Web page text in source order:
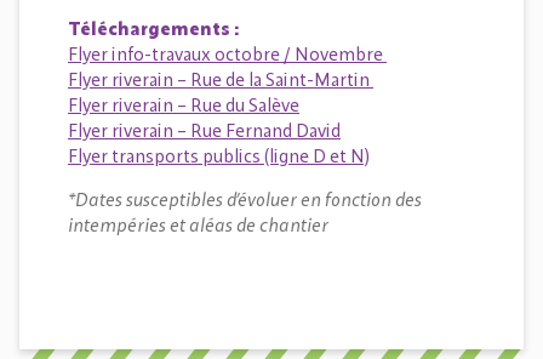
Téléchargements :
Flyer info-travaux octobre / Novembre
Flyer riverain – Rue de la Saint-Martin
Flyer riverain – Rue du Salève
Flyer riverain – Rue Fernand David
Flyer transports publics (ligne D et N)
*Dates susceptibles d’évoluer en fonction des
intempéries et aléas de chantier